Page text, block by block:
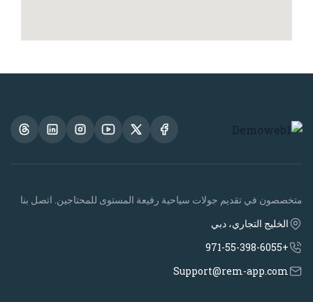
متخصصون في تقديم جولات سياحية رفيعة المستوى للمحتاجين. اتصل بنا
الخليج التجاري، دبي
+971-55-398-6055
Support@rem-app.com